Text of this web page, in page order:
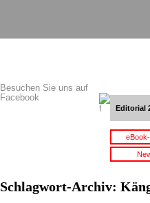
Besuchen Sie uns auf
Facebook
Editorial
Schlagwort-Archiv: